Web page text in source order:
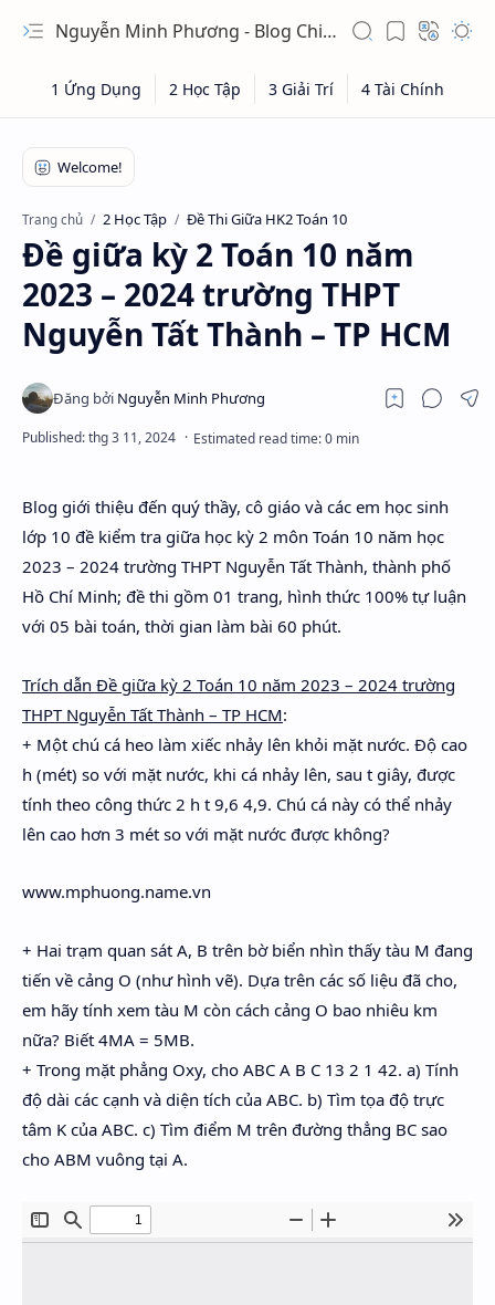
Nguyễn Minh Phương - Blog Chia sẻ Kiến thức Chứng khoán & Tài liệu Toán học
Hidden Menu
Hidden Menu
Trang chủ 2 Học Tập Đề Thi Giữa HK2 Toán 10
Đề giữa kỳ 2 Toán 10 năm
2023 – 2024 trường THPT
Nguyễn Tất Thành – TP HCM
Blog giới thiệu đến quý thầy, cô giáo và các em học sinh
lớp 10 đề kiểm tra giữa học kỳ 2 môn Toán 10 năm học
2023 – 2024 trường THPT Nguyễn Tất Thành, thành phố
Hồ Chí Minh; đề thi gồm 01 trang, hình thức 100% tự luận
với 05 bài toán, thời gian làm bài 60 phút.
Trích dẫn Đề giữa kỳ 2 Toán 10 năm 2023 – 2024 trường
THPT Nguyễn Tất Thành – TP HCM:
+ Một chú cá heo làm xiếc nhảy lên khỏi mặt nước. Độ cao
h (mét) so với mặt nước, khi cá nhảy lên, sau t giây, được
tính theo công thức 2 h t 9,6 4,9. Chú cá này có thể nhảy
lên cao hơn 3 mét so với mặt nước được không?
www.mphuong.name.vn
+ Hai trạm quan sát A, B trên bờ biển nhìn thấy tàu M đang
tiến về cảng O (như hình vẽ). Dựa trên các số liệu đã cho,
em hãy tính xem tàu M còn cách cảng O bao nhiêu km
nữa? Biết 4MA = 5MB.
+ Trong mặt phẳng Oxy, cho ABC A B C 13 2 1 42. a) Tính
độ dài các cạnh và diện tích của ABC. b) Tìm tọa độ trực
tâm K của ABC. c) Tìm điểm M trên đường thẳng BC sao
cho ABM vuông tại A.